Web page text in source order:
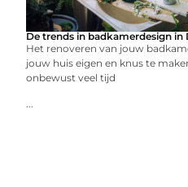
De trends in badkamerdesign in
Het renoveren van jouw
jouw huis eigen en knus te
onbewust veel tijd
...